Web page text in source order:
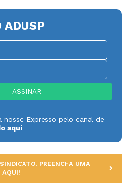
ADUSP
nosso Expresso pelo canal de
aqui
PREENCHA UMA
AQUI!